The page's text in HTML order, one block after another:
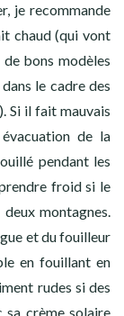
je recommande
chaud (qui vont
bons modèles
le cadre des
Si il fait mauvais
de la
pendant les
froid si le
montagnes.
et du fouilleur
en fouillant en
rudes si des
sa crème solaire